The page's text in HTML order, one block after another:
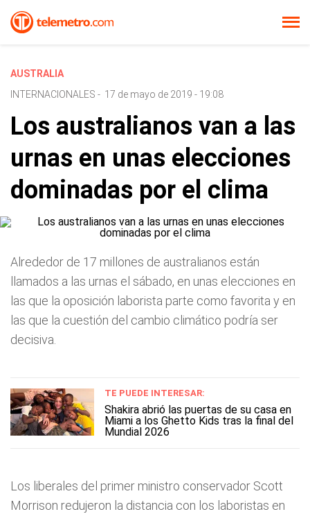
AUSTRALIA
INTERNACIONALES - 17 de mayo de 2019 - 19:08
Los australianos van a las
urnas en unas elecciones
dominadas por el clima
Alrededor de 17 millones de australianos están
llamados a las urnas el sábado, en unas elecciones en
las que la oposición laborista parte como favorita y en
las que la cuestión del cambio climático podría ser
decisiva.
TE PUEDE INTERESAR:
Shakira abrió las puertas de su casa en
Miami a los Ghetto Kids tras la final del
Mundial 2026
Los liberales del primer ministro conservador Scott
Morrison redujeron la distancia con los laboristas en